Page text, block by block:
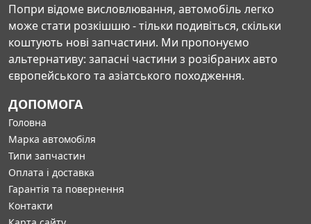
Попри відоме висловлювання, автомобіль легко
може стати розкішшю - тільки подивіться, скільки
коштують нові запчастини. Ми пропонуємо
альтернативу: запасні частини з розібраних авто
європейського та азіатського походження.
ДОПОМОГА
Головна
Марка автомобіля
Типи запчастин
Оплата і доставка
Гарантія та повернення
Контакти